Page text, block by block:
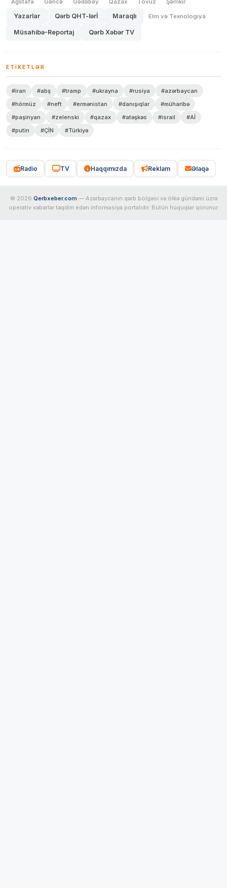
Yazarlar Qərb QHT-lərİ Maraqlı Elm və Texnologiya
Müsahibə-Reportaj Qərb Xəbər TV
ETIKETLƏR
#iran #abş #tramp #ukrayna #rusiya
#azərbaycan
#hörmüz
#neft #ermənistan #danışıqlar
#müharibə
#paşinyan
#zelenski #qazax #atəşkəs #israil
#Aİ
#putin
#ÇİN #Türkiyə
Radio TV Haqqımızda Reklam Əlaqə
© 2026 Qerbxeber.com — Azərbaycanın qərb bölgəsi və ölkə gündəmi üzrə
operativ xəbərlər təqdim edən informasiya portalıdır. Bütün hüquqlar qorunur.